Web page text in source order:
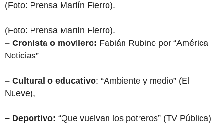
(Foto: Prensa Martín Fierro).
(Foto: Prensa Martín Fierro).
– Cronista o movilero: Fabián Rubino por “América
Noticias”
– Cultural o educativo: “Ambiente y medio” (El
Nueve),
– Deportivo: “Que vuelvan los potreros” (TV Pública)